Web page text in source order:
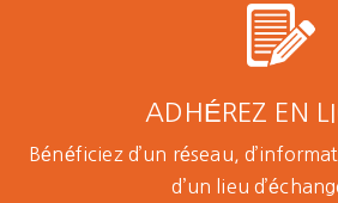
ADHÉREZ EN
Bénéficiez d’un réseau,
d’un lieu